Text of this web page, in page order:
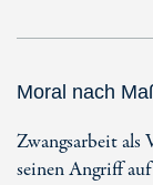
Moral nach
Zwangsarbeit
seinen Angriff